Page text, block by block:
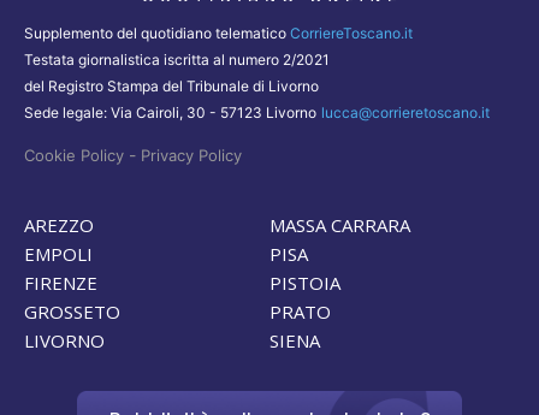
Supplemento del quotidiano telematico CorriereToscano.it
Testata giornalistica iscritta al numero 2/2021
del Registro Stampa del Tribunale di Livorno
Sede legale: Via Cairoli, 30 - 57123 Livorno lucca@corrieretoscano.it
Cookie Policy - Privacy Policy
AREZZO
EMPOLI
FIRENZE
GROSSETO
LIVORNO
MASSA CARRARA
PISA
PISTOIA
PRATO
SIENA